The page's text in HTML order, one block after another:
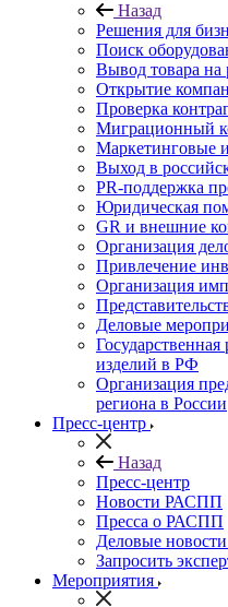
Назад
Решения для
Поиск
Вывод товара
Открытие
Проверка
Миграционный
Маркетинговые
Выход в
PR-поддержка
Юридическая
GR и внешние
Организация
Привлечение
Организация
Деловые
изделий в РФ
Организация
региона в России
Пресс-центр
Назад
Пресс-центр
Новости РАСПП
Пресса о РАСПП
Деловые
Запросить
Мероприятия